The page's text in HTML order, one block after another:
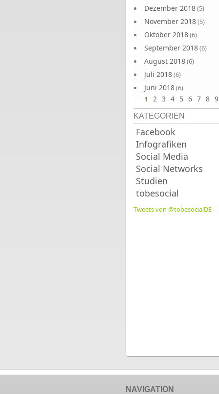
Dezember 2018(5)
November 2018(5)
Oktober 2018(6)
September 2018(6)
August 2018(6)
Juli 2018(6)
Juni 2018(6)
1 2 3 4 5 6 7 8 9
KATEGORIEN
Facebook
Infografiken
Social Media
Social Networks
Studien
tobesocial
Tweets von @tobesocialDE
NAVIGATION